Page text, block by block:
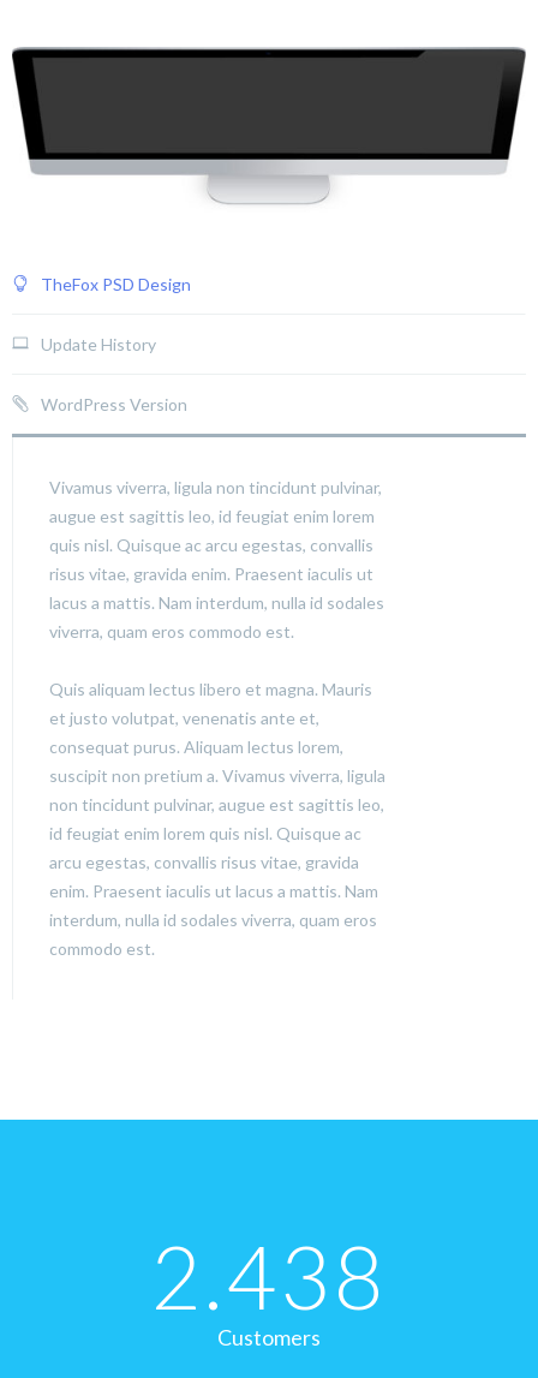
TheFox PSD Design
Update History
WordPress Version
Vivamus viverra, ligula non tincidunt pulvinar,
augue est sagittis leo, id feugiat enim lorem
quis nisl. Quisque ac arcu egestas, convallis
risus vitae, gravida enim. Praesent iaculis ut
lacus a mattis. Nam interdum, nulla id sodales
viverra, quam eros commodo est.
Quis aliquam lectus libero et magna. Mauris
et justo volutpat, venenatis ante et,
consequat purus. Aliquam lectus lorem,
suscipit non pretium a. Vivamus viverra, ligula
non tincidunt pulvinar, augue est sagittis leo,
id feugiat enim lorem quis nisl. Quisque ac
arcu egestas, convallis risus vitae, gravida
enim. Praesent iaculis ut lacus a mattis. Nam
interdum, nulla id sodales viverra, quam eros
commodo est.
2.438
Customers